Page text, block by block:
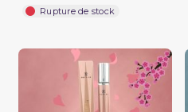
Rupture de stock